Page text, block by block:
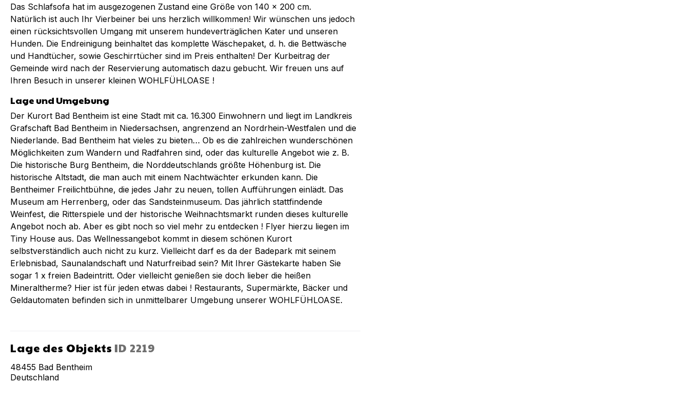
Das Schlafsofa hat im ausgezogenen Zustand eine Größe von 140 x 200 cm.
Natürlich ist auch Ihr Vierbeiner bei uns herzlich willkommen! Wir wünschen uns jedoch
einen rücksichtsvollen Umgang mit unserem hundeverträglichen Kater und unseren
Hunden. Die Endreinigung beinhaltet das komplette Wäschepaket, d. h. die Bettwäsche
und Handtücher, sowie Geschirrtücher sind im Preis enthalten! Der Kurbeitrag der
Gemeinde wird nach der Reservierung automatisch dazu gebucht. Wir freuen uns auf
Ihren Besuch in unserer kleinen WOHLFÜHLOASE !
Lage und Umgebung
Der Kurort Bad Bentheim ist eine Stadt mit ca. 16.300 Einwohnern und liegt im Landkreis
Grafschaft Bad Bentheim in Niedersachsen, angrenzend an Nordrhein-Westfalen und die
Niederlande. Bad Bentheim hat vieles zu bieten… Ob es die zahlreichen wunderschönen
Möglichkeiten zum Wandern und Radfahren sind, oder das kulturelle Angebot wie z. B.
Die historische Burg Bentheim, die Norddeutschlands größte Höhenburg ist. Die
historische Altstadt, die man auch mit einem Nachtwächter erkunden kann. Die
Bentheimer Freilichtbühne, die jedes Jahr zu neuen, tollen Aufführungen einlädt. Das
Museum am Herrenberg, oder das Sandsteinmuseum. Das jährlich stattfindende
Weinfest, die Ritterspiele und der historische Weihnachtsmarkt runden dieses kulturelle
Angebot noch ab. Aber es gibt noch so viel mehr zu entdecken ! Flyer hierzu liegen im
Tiny House aus. Das Wellnessangebot kommt in diesem schönen Kurort
selbstverständlich auch nicht zu kurz. Vielleicht darf es da der Badepark mit seinem
Erlebnisbad, Saunalandschaft und Naturfreibad sein? Mit Ihrer Gästekarte haben Sie
sogar 1 x freien Badeintritt. Oder vielleicht genießen sie doch lieber die heißen
Mineraltherme? Hier ist für jeden etwas dabei ! Restaurants, Supermärkte, Bäcker und
Geldautomaten befinden sich in unmittelbarer Umgebung unserer WOHLFÜHLOASE.
Lage des Objekts ID 2219
48455 Bad Bentheim
Deutschland